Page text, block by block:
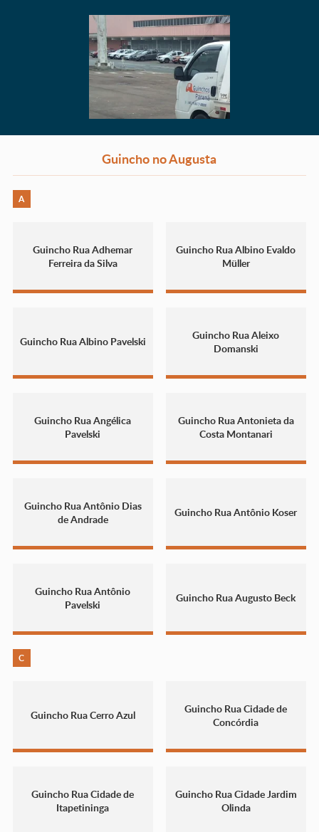
Guincho no Augusta
A
Guincho Rua Adhemar
Ferreira da Silva
Guincho Rua Albino Evaldo
Müller
Guincho Rua Albino Pavelski
Guincho Rua Aleixo
Domanski
Guincho Rua Angélica
Pavelski
Guincho Rua Antonieta da
Costa Montanari
Guincho Rua Antônio Dias
de Andrade
Guincho Rua Antônio Koser
Guincho Rua Antônio
Pavelski
Guincho Rua Augusto Beck
C
Guincho Rua Cerro Azul
Guincho Rua Cidade de
Concórdia
Guincho Rua Cidade de
Itapetininga
Guincho Rua Cidade Jardim
Olinda